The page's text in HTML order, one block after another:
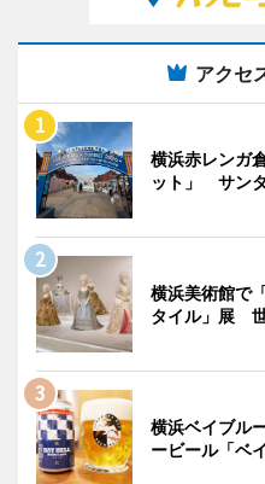
アクセ
横浜赤レンガ
ット」 サン
横浜美術館で
タイル」展
横浜ベイブル
ービール「ベ